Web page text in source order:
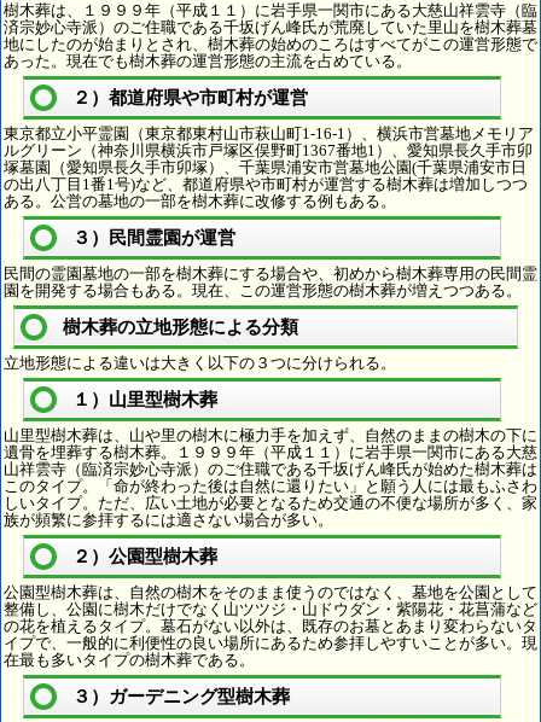
樹木葬は、１９９９年（平成１１）に岩手県一関市にある大慈山祥雲寺（臨
済宗妙心寺派）のご住職である千坂げん峰氏が荒廃していた里山を樹木葬墓
地にしたのが始まりとされ、樹木葬の始めのころはすべてがこの運営形態で
あった。現在でも樹木葬の運営形態の主流を占めている。
２）都道府県や市町村が運営
東京都立小平霊園（東京都東村山市萩山町1-16-1）、横浜市営墓地メモリア
ルグリーン（神奈川県横浜市戸塚区俣野町1367番地1）、愛知県長久手市卯
塚墓園（愛知県長久手市卯塚）、千葉県浦安市営墓地公園(千葉県浦安市日
の出八丁目1番1号)など、都道府県や市町村が運営する樹木葬は増加しつつ
ある。公営の墓地の一部を樹木葬に改修する例もある。
３）民間霊園が運営
民間の霊園墓地の一部を樹木葬にする場合や、初めから樹木葬専用の民間霊
園を開発する場合もある。現在、この運営形態の樹木葬が増えつつある。
樹木葬の立地形態による分類
立地形態による違いは大きく以下の３つに分けられる。
１）山里型樹木葬
山里型樹木葬は、山や里の樹木に極力手を加えず、自然のままの樹木の下に
遺骨を埋葬する樹木葬。１９９９年（平成１１）に岩手県一関市にある大慈
山祥雲寺（臨済宗妙心寺派）のご住職である千坂げん峰氏が始めた樹木葬は
このタイプ。「命が終わった後は自然に還りたい」と願う人には最もふさわ
しいタイプ。ただ、広い土地が必要となるため交通の不便な場所が多く、家
族が頻繁に参拝するには適さない場合が多い。
２）公園型樹木葬
公園型樹木葬は、自然の樹木をそのまま使うのではなく、墓地を公園として
整備し、公園に樹木だけでなく山ツツジ・山ドウダン・紫陽花・花菖蒲など
の花を植えるタイプ。墓石がない以外は、既存のお墓とあまり変わらないタ
イプで、一般的に利便性の良い場所にあるため参拝しやすいことが多い。現
在最も多いタイプの樹木葬である。
３）ガーデニング型樹木葬